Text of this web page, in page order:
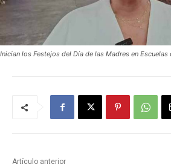
Inician los Festejos del Día de las Madres en
Artículo anterior